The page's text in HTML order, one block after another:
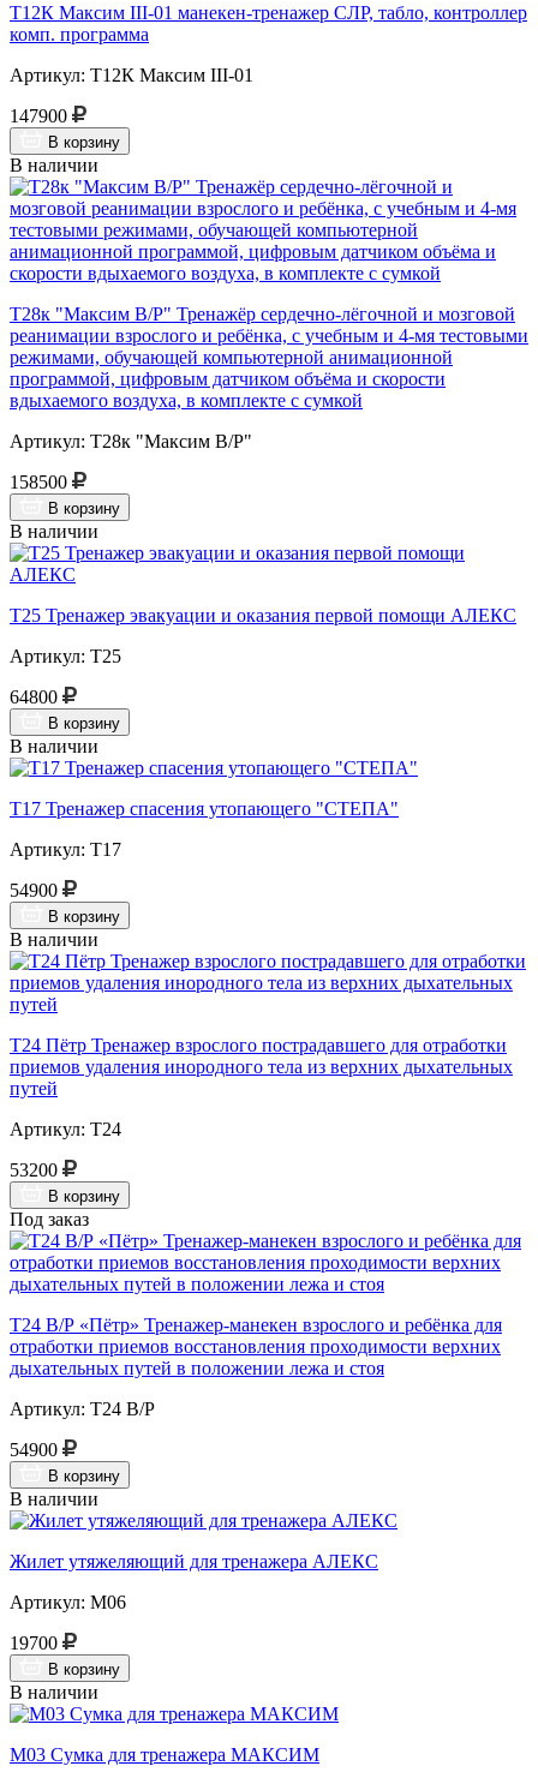
Т12К Максим III-01 манекен-тренажер СЛР, табло, контроллер
комп. программа
Артикул: Т12К Максим III-01
147900
В корзину
В наличии
Т28к "Максим В/Р" Тренажёр сердечно-лёгочной и мозговой
реанимации взрослого и ребёнка, с учебным и 4-мя тестовыми
режимами, обучающей компьютерной анимационной
программой, цифровым датчиком объёма и скорости
вдыхаемого воздуха, в комплекте с сумкой
Артикул: Т28к "Максим В/Р"
158500
В корзину
В наличии
Т25 Тренажер эвакуации и оказания первой помощи АЛЕКС
Артикул: Т25
64800
В корзину
В наличии
Т17 Тренажер спасения утопающего "СТЕПА"
Артикул: Т17
54900
В корзину
В наличии
Т24 Пётр Тренажер взрослого пострадавшего для отработки
приемов удаления инородного тела из верхних дыхательных
путей
Артикул: Т24
53200
В корзину
Под заказ
Т24 В/Р «Пётр» Тренажер-манекен взрослого и ребёнка для
отработки приемов восстановления проходимости верхних
дыхательных путей в положении лежа и стоя
Артикул: Т24 В/Р
54900
В корзину
В наличии
Жилет утяжеляющий для тренажера АЛЕКС
Артикул: М06
19700
В корзину
В наличии
М03 Сумка для тренажера МАКСИМ